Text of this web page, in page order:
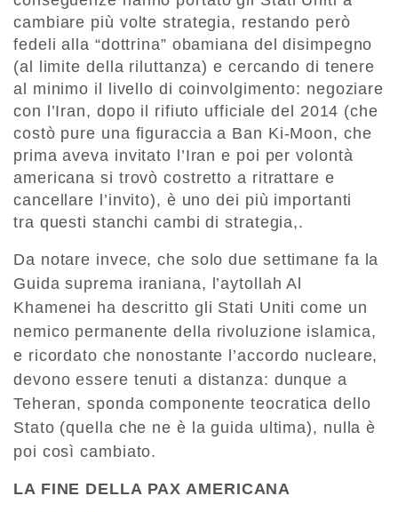
cambiare più volte strategia, restando però
fedeli alla “dottrina” obamiana del disimpegno
(al limite della riluttanza) e cercando di tenere
al minimo il livello di coinvolgimento: negoziare
con l’Iran, dopo il rifiuto ufficiale del 2014 (che
costò pure una figuraccia a Ban Ki-Moon, che
prima aveva invitato l’Iran e poi per volontà
americana si trovò costretto a ritrattare e
cancellare l’invito), è uno dei più importanti
tra questi stanchi cambi di strategia,.
Da notare invece, che solo due settimane fa la
Guida suprema iraniana, l’aytollah Al
Khamenei ha descritto gli Stati Uniti come un
nemico permanente della rivoluzione islamica,
e ricordato che nonostante l’accordo nucleare,
devono essere tenuti a distanza: dunque a
Teheran, sponda componente teocratica dello
Stato (quella che ne è la guida ultima), nulla è
poi così cambiato.
LA FINE DELLA PAX AMERICANA